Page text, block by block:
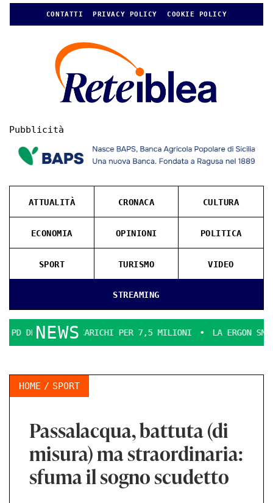
CONTATTI PRIVACY POLICY COOKIE POLICY
Pubblicità
STREAMING
ATTUALITÀ CRONACA CULTURA
ECONOMIA OPINIONI POLITICA
SPORT TURISMO VIDEO
NEWS
INCARICHI PER 7,5 MILIONI LA ERGON SMENTICE LA
HOME SPORT
Passalacqua, battuta (di
misura) ma straordinaria:
sfuma il sogno scudetto